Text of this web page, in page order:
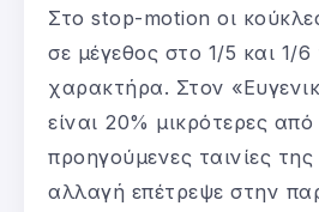
Στο stop-motion οι
σε μέγεθος στο 1/5 και 1/
χαρακτήρα. Στον
είναι 20% μικρότερες από
προηγούμενες ταινίες
αλλαγή επέτρεψε στην